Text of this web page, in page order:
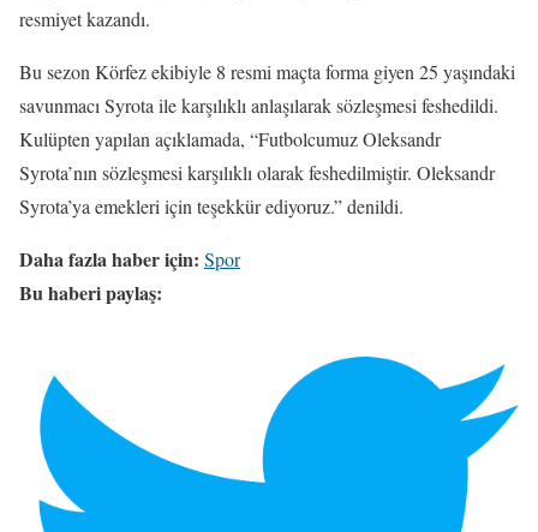
resmiyet kazandı.
Bu sezon Körfez ekibiyle 8 resmi maçta forma giyen 25 yaşındaki
savunmacı Syrota ile karşılıklı anlaşılarak sözleşmesi feshedildi.
Kulüpten yapılan açıklamada, “Futbolcumuz Oleksandr
Syrota’nın sözleşmesi karşılıklı olarak feshedilmiştir. Oleksandr
Syrota’ya emekleri için teşekkür ediyoruz.” denildi.
Daha fazla haber için: Spor
Bu haberi paylaş: